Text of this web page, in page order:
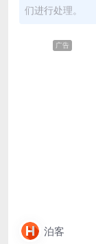
们进行处理。
广告
泊客